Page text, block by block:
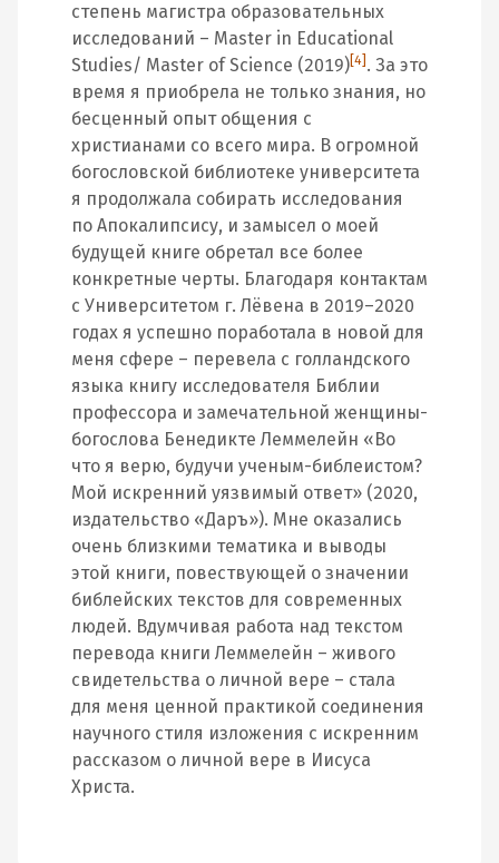
степень магистра образовательных
исследований – Master in Educational
Studies/ Master of Science (2019) [4] . За это
время я приобрела не только знания, но
бесценный опыт общения с
христианами со всего мира. В огромной
богословской библиотеке университета
я продолжала собирать исследования
по Апокалипсису, и замысел о моей
будущей книге обретал все более
конкретные черты. Благодаря контактам
с Университетом г. Лёвена в 2019–2020
годах я успешно поработала в новой для
меня сфере – перевела с голландского
языка книгу исследователя Библии
профессора и замечательной женщины-
богослова Бенедикте Леммелейн «Во
что я верю, будучи ученым-библеистом?
Мой искренний уязвимый ответ» (2020,
издательство «Даръ»). Мне оказались
очень близкими тематика и выводы
этой книги, повествующей о значении
библейских текстов для современных
людей. Вдумчивая работа над текстом
перевода книги Леммелейн – живого
свидетельства о личной вере – стала
для меня ценной практикой соединения
научного стиля изложения с искренним
рассказом о личной вере в Иисуса
Христа.